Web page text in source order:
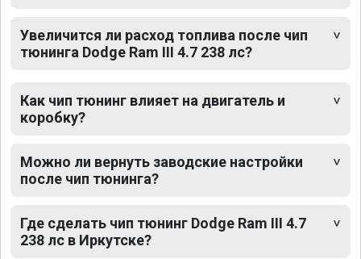
Увеличится ли расход топлива после чип
тюнинга Dodge Ram III 4.7 238 лс?
Как чип тюнинг влияет на двигатель и
коробку?
Можно ли вернуть заводские настройки
после чип тюнинга?
Где сделать чип тюнинг Dodge Ram III 4.7
238 лс в Иркутске?